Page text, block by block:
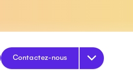
Contactez-nous